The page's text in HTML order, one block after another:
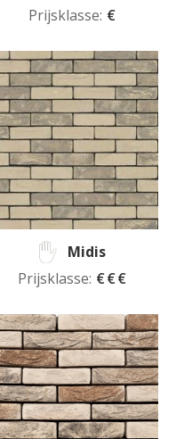
Prijsklasse: €
Midis
Prijsklasse: €€€